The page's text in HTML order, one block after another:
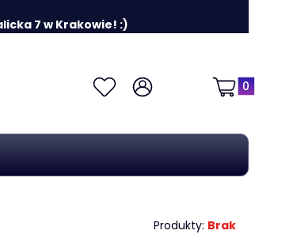
7 w Krakowie! :)
UlubioneZaloguj się
Produkty w
Koszyk
Produkty: Brak